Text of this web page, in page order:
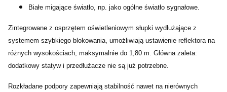
Białe migające światło, np. jako ogólne światło sygnałowe.
Zintegrowane z osprzętem oświetleniowym słupki wydłużające z
systemem szybkiego blokowania, umożliwiają ustawienie reflektora na
różnych wysokościach, maksymalnie do 1,80 m. Główna zaleta:
dodatkowy statyw i przedłużacze nie są już potrzebne.
Rozkładane podpory zapewniają stabilność nawet na nierównych